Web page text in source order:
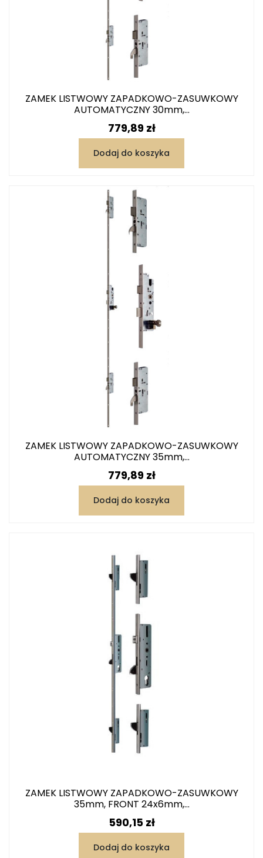
ZAMEK LISTWOWY ZAPADKOWO-ZASUWKOWY
AUTOMATYCZNY 30mm,...
Cena
779,89 zł
Dodaj do koszyka
ZAMEK LISTWOWY ZAPADKOWO-ZASUWKOWY
AUTOMATYCZNY 35mm,...
Cena
779,89 zł
Dodaj do koszyka
ZAMEK LISTWOWY ZAPADKOWO-ZASUWKOWY
35mm, FRONT 24x6mm,...
Cena
590,15 zł
Dodaj do koszyka